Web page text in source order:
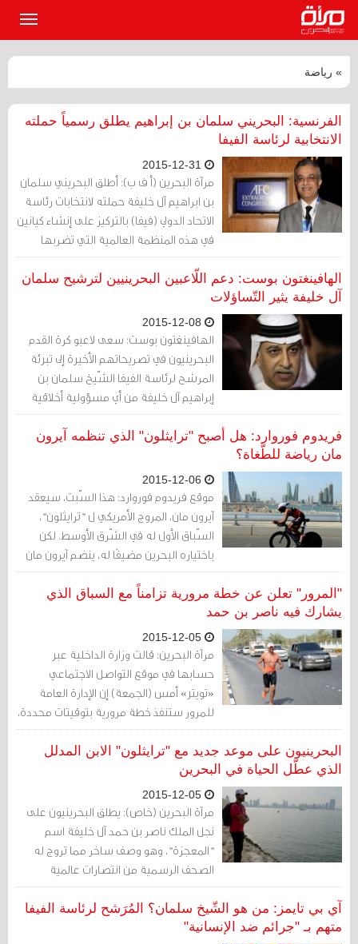
» رياضة
الفرنسية: البحريني سلمان بن إبراهيم يطلق رسمياً حملته
الانتخابية لرئاسة الفيفا
مرآة البحرين (أ ف ب): أطلق البحريني سلمان
بن ابراهيم آل خليفة حملته لانتخابات رئاسة
الاتحاد الدولي (فيفا) بالتركيز على إنشاء كيانين
في هذه المنظمة العالمية التي تضربها
فضائح الفساد والاعتقالات لأبرز رموزها منذ
مايو/أيار الماضي.
الهافينغتون بوست: دعم اللّاعبين البحرينيين لترشيح سلمان
آل خليفة يثير التّساؤلات
الهافينغتون بوست: سعى لاعبو كرة القدم
البحرينيون في تصريحاتهم الأخيرة إلى تبرئة
المرشح لرئاسة الفيفا الشّيخ سلمان بن
إبراهيم آل خليفة من أي مسؤولية أخلاقية
مباشرة بشأن اعتقال وإقالة وإساءة معاملة
المئات من المسؤولين والرّياضيين المتهمين
والتّمييزي في البحرين.
فريدوم فوروارد: هل أصبح "ترايثلون" الذي تنظمه آيرون
مان رياضة للطّغاة؟
موقع فريدوم فوروارد: هذا السّبت، سيعقد
آيرون مان، المروج الأمريكي ل "ترايثلون"،
السّباق الأول له في الشّرق الأوسط. لكن
باختياره البحرين مضيفًا له، ينضم آيرون مان
إلى أسرة ملكية اعتقلت كبار الرّياضيين وآلاف
الآخرين الذين دعوا إلى إصلاحات سياسية.
"المرور" تعلن عن خطة مرورية تزامناً مع السباق الذي
يشارك فيه ناصر بن حمد
مرآة البحرين: قالت وزارة الداخلية عبر
حسابها في موقع التواصل الاجتماعي
«تويتر» أمس (الجمعة) إن الإدارة العامة
للمرور ستنفذ خطة مرورية بتوقيتات محددة،
تزامناً مع استضافة البحرين سباق الشرق
الأوسط للرجل الحديدي، والذي سيشارك فيه
نجل الملك ناصر بن حمد.
البحرينيون على موعد جديد مع "ترايثلون" الابن المدلل
الذي عطّل الحياة في البحرين
مرآة البحرين (خاص): يطلق البحرينيون على
نجل الملك ناصر بن حمد آل خليفة اسم
"المعجزة"، وهو وصف ساخر مما تروج له
الصحف الرسمية من انتصارات عالمية
عظيمة له في الرياضات المختلفة، فضلا عن
"براعته في الشعر والفن وأخيرا خوض
الحروب"!
آي بي تايمز: من هو الشّيخ سلمان؟ المُرَشح لرئاسة الفيفا
متهم بـ "جرائم ضد الإنسانية"